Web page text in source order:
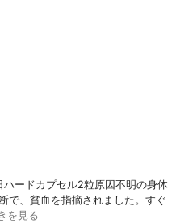
ードカプセル2粒原因不明の身体
で、貧血を指摘されました。すぐ
を見る